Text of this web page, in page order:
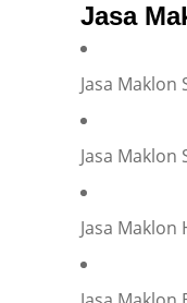
Jasa
Jasa Maklon
Jasa
Jasa Maklon